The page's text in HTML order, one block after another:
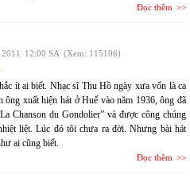
Đọc thêm
12:00 SA (Xem: 115106)
ít ai biết. Nhạc sĩ Thu Hồ ngày xưa vốn là ca
ông xuất hiện hát ở Huế vào năm 1936, ông đã
Chanson du Gondolier” và được công chúng
liệt. Lúc đó tôi chưa ra đời. Nhưng bài hát
ai cũng biết.
Đọc thêm